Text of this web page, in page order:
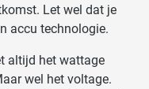
Let wel dat je
accu technologie.
altijd het wattage
wel het voltage.